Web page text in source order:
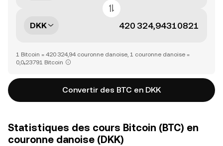
DKK
1 Bitcoin = 420 324,94 couronne danoise, 1 couronne danoise =
0,0₅23791 Bitcoin
Convertir des BTC en DKK
Statistiques des cours Bitcoin (BTC) en
couronne danoise (DKK)